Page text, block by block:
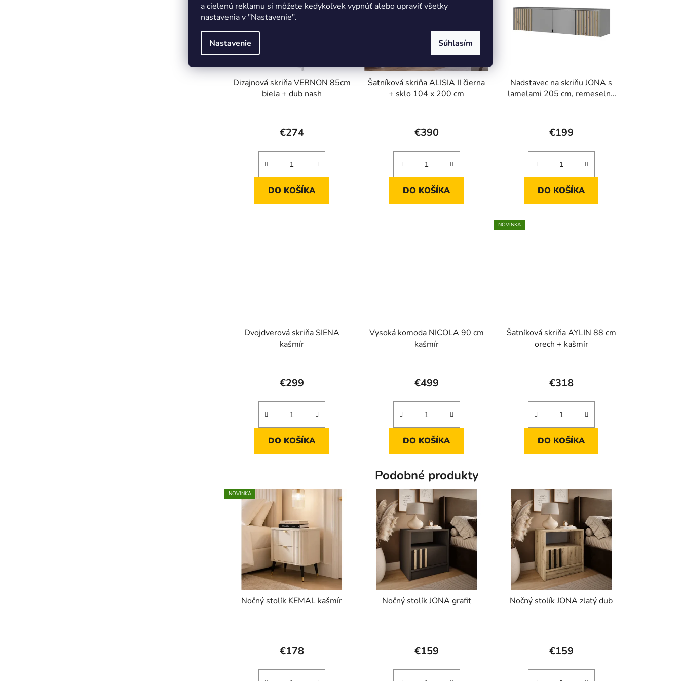
a cielenú reklamu si môžete kedykoľvek vypnúť alebo upraviť všetky
nastavenia v "Nastavenie".
Nastavenie Súhlasím
Dizajnová skriňa VERNON 85cm
biela + dub nash
€274
DO KOŠÍKA
Šatníková skriňa ALISIA II čierna
+ sklo 104 x 200 cm
hodnotenie
je
5,0
5
€390
DO KOŠÍKA
Nadstavec na skriňu JONA s
lamelami 205 cm, remeselný
hodnotenie
je
5,0
5
€199
DO KOŠÍKA
Dvojdverová skriňa SIENA
kašmír
€299
DO KOŠÍKA
Vysoká komoda NICOLA 90 cm
kašmír
hodnotenie
je
4,5
5
€499
DO KOŠÍKA
NOVINKA
Šatníková skriňa AYLIN 88 cm
orech + kašmír
€318
DO KOŠÍKA
Podobné produkty
NOVINKA
Nočný stolík KEMAL kašmír
€178
Nočný stolík JONA grafit
€159
Nočný stolík JONA zlatý dub
€159